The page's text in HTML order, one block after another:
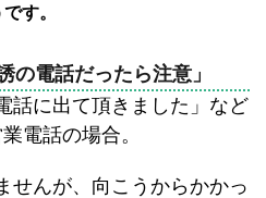
です。
の電話だったら注意」
話に出て頂きました」など
電話の場合。
せんが、向こうからかかっ